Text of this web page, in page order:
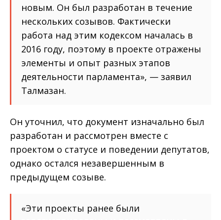
новым. Он был разработан в течение
нескольких созывов. Фактически
работа над этим кодексом началась в
2016 году, поэтому в проекте отражены
элементы и опыт разных этапов
деятельности парламента», — заявил
Талмазан.
Он уточнил, что документ изначально был
разработан и рассмотрен вместе с
проектом о статусе и поведении депутатов,
однако остался незавершенным в
предыдущем созыве.
«Эти проекты ранее были